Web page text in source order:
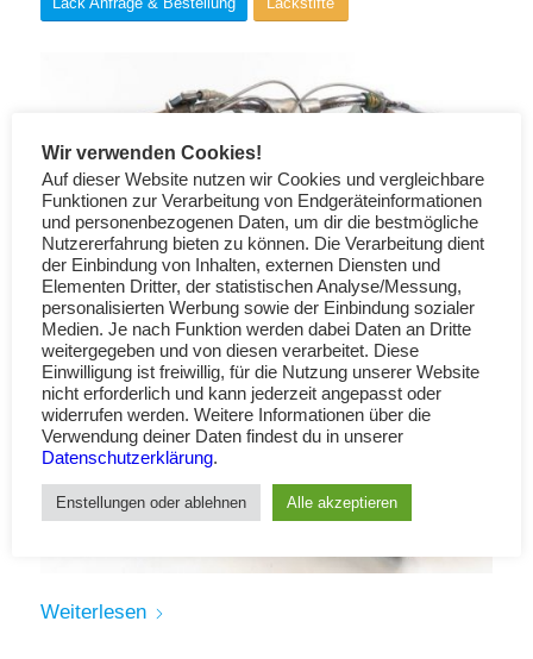
Weiterlesen
Wir verwenden Cookies!
Auf dieser Website nutzen wir Cookies und vergleichbare
Funktionen zur Verarbeitung von Endgeräteinformationen
und personenbezogenen Daten, um dir die bestmögliche
Nutzererfahrung bieten zu können. Die Verarbeitung dient
der Einbindung von Inhalten, externen Diensten und
Elementen Dritter, der statistischen Analyse/Messung,
personalisierten Werbung sowie der Einbindung sozialer
Medien. Je nach Funktion werden dabei Daten an Dritte
weitergegeben und von diesen verarbeitet. Diese
Einwilligung ist freiwillig, für die Nutzung unserer Website
nicht erforderlich und kann jederzeit angepasst oder
widerrufen werden. Weitere Informationen über die
Verwendung deiner Daten findest du in unserer
Datenschutzerklärung.
Enstellungen oder ablehnen Alle akzeptieren